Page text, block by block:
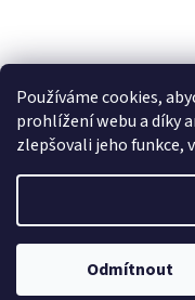
Používáme cookies,
prohlížení webu a díky
zlepšovali jeho funkce,
Odmítnout
á
Copyright 2026E-
vyhrazena.